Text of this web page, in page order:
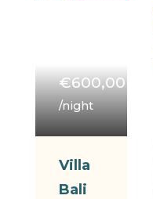
€600,00
/night
Villa
Bali